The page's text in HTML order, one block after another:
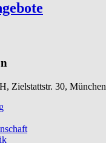
Zielstattstr. 30, München